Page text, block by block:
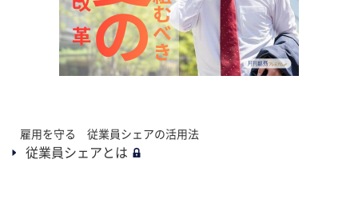
雇用を守る 従業員シェアの活用法
従業員シェアとは